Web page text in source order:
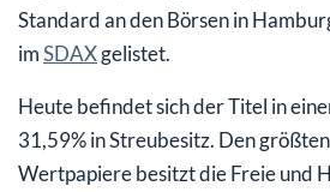
Aktuelle
Hafen und Logistik AG (Stand
Standard an den Börsen in
imSDAXgelistet.
Heute befindet sich der Titel in
31,59% in Streubesitz. Den
Wertpapiere besitzt die Freie und